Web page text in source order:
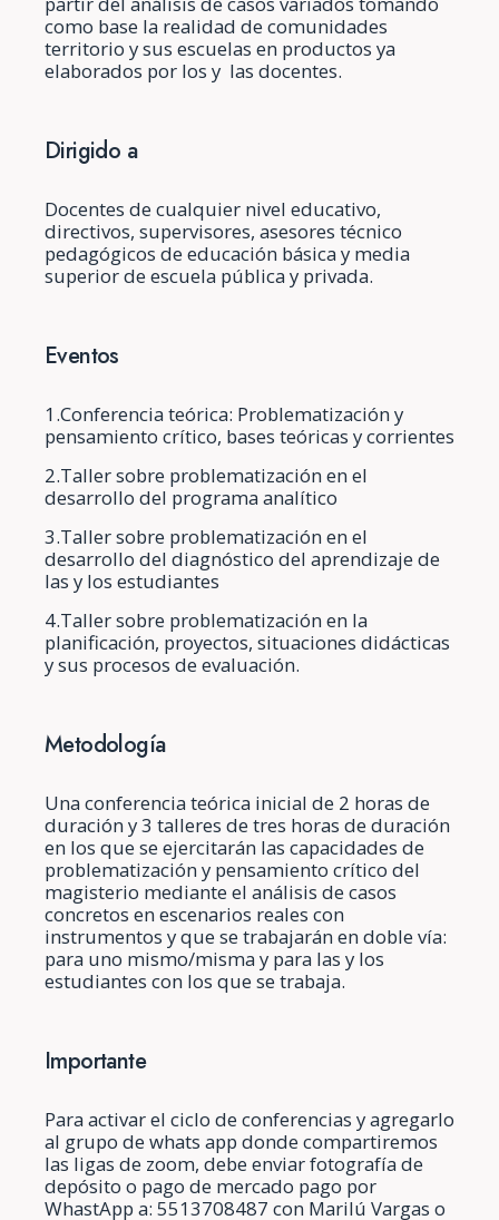
como base la realidad de comunidades
territorio y sus escuelas en productos ya
elaborados por los y las docentes.
Dirigido a
Docentes de cualquier nivel educativo,
directivos, supervisores, asesores técnico
pedagógicos de educación básica y media
superior de escuela pública y privada.
Eventos
1.Conferencia teórica: Problematización y
pensamiento crítico, bases teóricas y corrientes
2.Taller sobre problematización en el
desarrollo del programa analítico
3.Taller sobre problematización en el
desarrollo del diagnóstico del aprendizaje de
las y los estudiantes
4.Taller sobre problematización en la
planificación, proyectos, situaciones didácticas
y sus procesos de evaluación.
Metodología
Una conferencia teórica inicial de 2 horas de
duración y 3 talleres de tres horas de duración
en los que se ejercitarán las capacidades de
problematización y pensamiento crítico del
magisterio mediante el análisis de casos
concretos en escenarios reales con
instrumentos y que se trabajarán en doble vía:
para uno mismo/misma y para las y los
estudiantes con los que se trabaja.
Importante
Para activar el ciclo de conferencias y agregarlo
al grupo de whats app donde compartiremos
las ligas de zoom, debe enviar fotografía de
depósito o pago de mercado pago por
WhastApp a: 5513708487 con Marilú Vargas o